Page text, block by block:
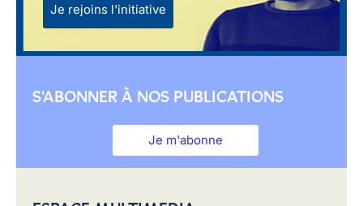
Je rejoins l'initiative
S'ABONNER À NOS PUBLICATIONS
Je m'abonne